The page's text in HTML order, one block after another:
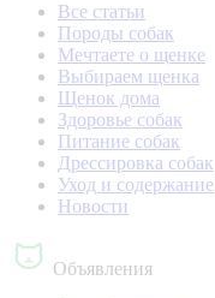
Все статьи
Породы собак
Мечтаете о щенке
Выбираем щенка
Щенок дома
Здоровье собак
Питание собак
Дрессировка собак
Уход и содержание
Новости
Объявления